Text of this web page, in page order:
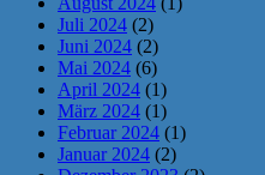
Juli 2024 (2)
Juni 2024 (2)
Mai 2024 (6)
April 2024 (1)
März 2024 (1)
Februar 2024 (1)
Januar 2024 (2)